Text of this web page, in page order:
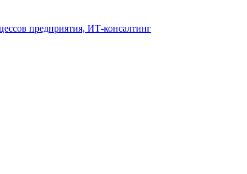
предприятия, ИТ-консалтинг